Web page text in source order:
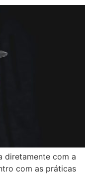
diretamente com a
com as práticas